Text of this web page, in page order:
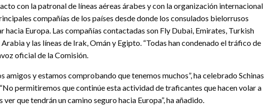
con la patronal de líneas aéreas árabes y con la organización internacional
compañías de los países desde donde los consulados bielorrusos
Europa. Las compañías contactadas son Fly Dubai, Emirates, Turkish
y las líneas de Irak, Omán y Egipto. “Todas han condenado el tráfico de
oficial de la Comisión.
amigos y estamos comprobando que tenemos muchos”, ha celebrado Schinas
permitiremos que continúe esta actividad de traficantes que hacen volar a
que tendrán un camino seguro hacia Europa”, ha añadido.